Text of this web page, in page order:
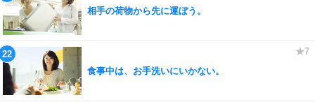
相手の荷物から先に運ぼう。
食事中は、お手洗いにいかない。